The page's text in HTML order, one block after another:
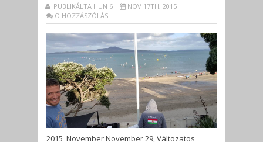
PUBLIKÁLTA HUN 6
NOV 17TH, 2015
O HOZZÁSZÓLÁS
2015 November November 29, Változatos